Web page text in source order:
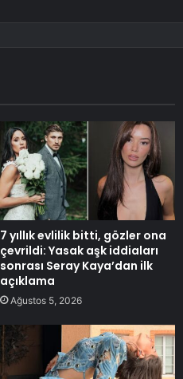
7 yıllık evlilik bitti, gözler ona
çevrildi: Yasak aşk iddiaları
sonrası Seray Kaya’dan ilk
açıklama
Ağustos 5, 2026